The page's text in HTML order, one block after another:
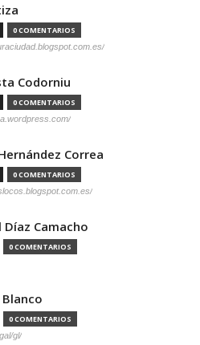
0 COMENTARIOS
Codorniu
0 COMENTARIOS
Correa
0 COMENTARIOS
Camacho
0 COMENTARIOS
0 COMENTARIOS
gl/